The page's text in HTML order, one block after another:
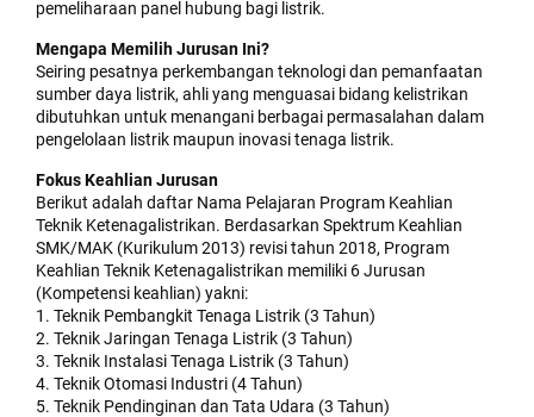
pemeliharaan panel hubung bagi listrik.
Mengapa Memilih Jurusan Ini?
Seiring pesatnya perkembangan teknologi dan pemanfaatan
sumber daya listrik, ahli yang menguasai bidang kelistrikan
dibutuhkan untuk menangani berbagai permasalahan dalam
pengelolaan listrik maupun inovasi tenaga listrik.
Fokus Keahlian Jurusan
Berikut adalah daftar Nama Pelajaran Program Keahlian
Teknik Ketenagalistrikan. Berdasarkan Spektrum Keahlian
SMK/MAK (Kurikulum 2013) revisi tahun 2018, Program
Keahlian Teknik Ketenagalistrikan memiliki 6 Jurusan
(Kompetensi keahlian) yakni:
1. Teknik Pembangkit Tenaga Listrik (3 Tahun)
2. Teknik Jaringan Tenaga Listrik (3 Tahun)
3. Teknik Instalasi Tenaga Listrik (3 Tahun)
4. Teknik Otomasi Industri (4 Tahun)
5. Teknik Pendinginan dan Tata Udara (3 Tahun)